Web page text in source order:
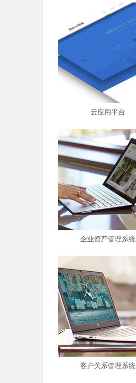
云应用平台
企业资产管理系统
客户关系管理系统